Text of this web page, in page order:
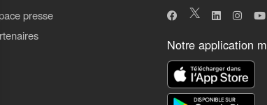
presse
Notre application